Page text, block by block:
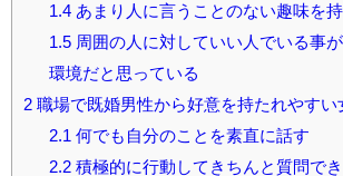
1.4あまり人に言うことのない趣味を
1.5周囲の人に対していい人でいる事
環境だと思っている
2 職場で既婚男性から好意を持たれやすい
2.1 何でも自分のことを素直に話す
2.2積極的に行動してきちんと質問で